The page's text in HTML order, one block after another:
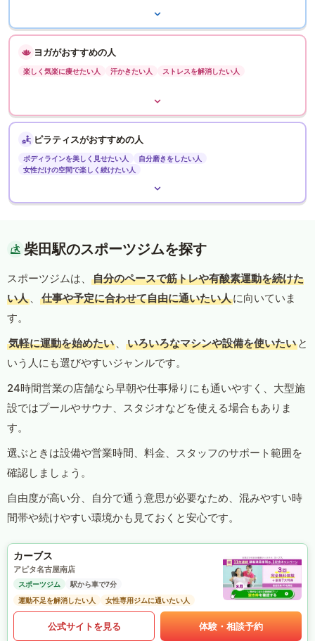
ヨガがおすすめの人
楽しく気楽に痩せたい人 汗かきたい人 ストレスを解消したい人
ピラティスがおすすめの人
ボディラインを美しく見せたい人
自分磨きをしたい人
女性だけの空間で楽しく続けたい人
柴田駅のスポーツジムを探す
スポーツジムは、
自分のペースで筋トレや有酸素運動を続けた
い人 、 仕事や予定に合わせて自由に通いたい人に向いていま
す。
気軽に運動を始めたい 、 いろいろなマシンや設備を使いたい と
いう人にも選びやすいジャンルです。
24時間営業の店舗なら早朝や仕事帰りにも通いやすく、大型施
設ではプールやサウナ、スタジオなどを使える場合もありま
す。
選ぶときは設備や営業時間、料金、スタッフのサポート範囲を
確認しましょう。
自由度が高い分、自分で通う意思が必要なため、混みやすい時
間帯や続けやすい環境かも見ておくと安心です。
カーブス
アピタ名古屋南店
スポーツジム
駅から車で7分
運動不足を解消したい人
女性専用ジムに通いたい人
公式サイトを見る 体験・相談予約